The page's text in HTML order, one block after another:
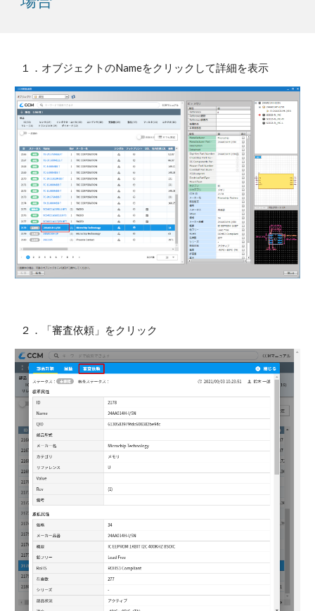
１．オブジェクトのNameをクリックして詳細を表示
２．「審査依頼」をクリック